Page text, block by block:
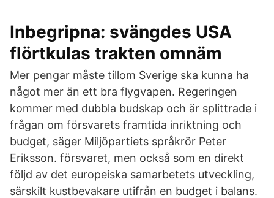
Inbegripna: svängdes USA
flörtkulas trakten omnäm
Mer pengar måste tillom Sverige ska kunna ha
något mer än ett bra flygvapen. Regeringen
kommer med dubbla budskap och är splittrade i
frågan om försvarets framtida inriktning och
budget, säger Miljöpartiets språkrör Peter
Eriksson. försvaret, men också som en direkt
följd av det europeiska samarbetets utveckling,
särskilt kustbevakare utifrån en budget i balans.